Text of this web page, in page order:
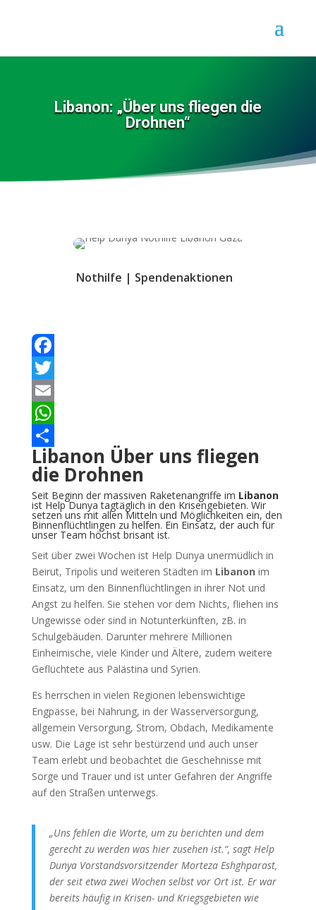
Libanon: „Über uns fliegen die
Drohnen“
Nothilfe | Spendenaktionen
Facebook
Twitter
Email
WhatsApp
Teilen
Libanon Über uns fliegen
die Drohnen
Seit Beginn der massiven Raketenangriffe im Libanon
ist Help Dunya tagtäglich in den Krisengebieten. Wir
setzen uns mit allen Mitteln und Möglichkeiten ein, den
Binnenflüchtlingen zu helfen. Ein Einsatz, der auch für
unser Team höchst brisant ist.
Seit über zwei Wochen ist Help Dunya unermüdlich in
Beirut, Tripolis und weiteren Städten im Libanon im
Einsatz, um den Binnenflüchtlingen in ihrer Not und
Angst zu helfen. Sie stehen vor dem Nichts, fliehen ins
Ungewisse oder sind in Notunterkünften, zB. in
Schulgebäuden. Darunter mehrere Millionen
Einheimische, viele Kinder und Ältere, zudem weitere
Geflüchtete aus Palästina und Syrien.
Es herrschen in vielen Regionen lebenswichtige
Engpässe, bei Nahrung, in der Wasserversorgung,
allgemein Versorgung, Strom, Obdach, Medikamente
usw. Die Lage ist sehr bestürzend und auch unser
Team erlebt und beobachtet die Geschehnisse mit
Sorge und Trauer und ist unter Gefahren der Angriffe
auf den Straßen unterwegs.
„Uns fehlen die Worte, um zu berichten und dem
gerecht zu werden was hier zusehen ist.“, sagt Help
Dunya Vorstandsvorsitzender Morteza Eshghparast,
der seit etwa zwei Wochen selbst vor Ort ist. Er war
bereits häufig in Krisen- und Kriegsgebieten wie